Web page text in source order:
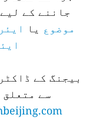
جاننے کے
موضوع یا
بیجنگ کے
سے